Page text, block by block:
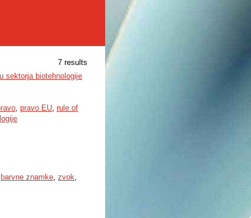
7 results
sektorja biotehnologije
, pravo EU, rule of
barvne znamke, zvok,